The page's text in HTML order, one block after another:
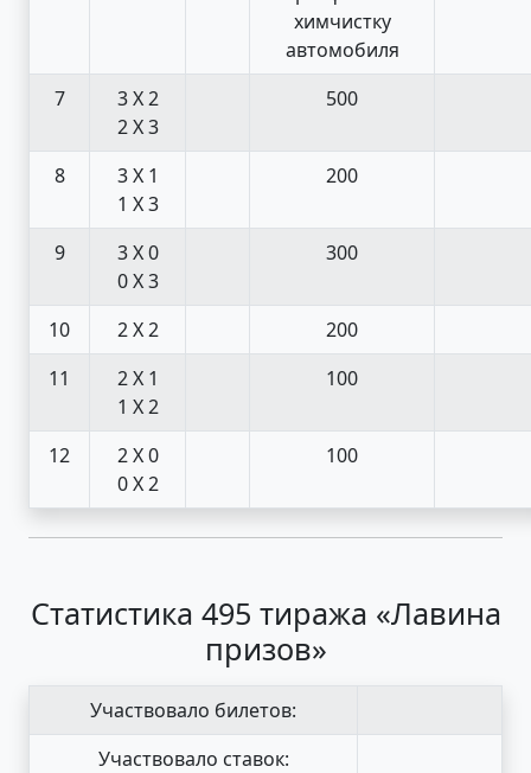
химчистку
автомобиля
7
3 X 2
2 X 3
500
8
3 X 1
1 X 3
200
9
3 X 0
0 X 3
300
10 2 X 2
200
11
2 X 1
1 X 2
100
12
2 X 0
0 X 2
100
Статистика 495 тиража «Лавина
призов»
Участвовало билетов:
Участвовало ставок: